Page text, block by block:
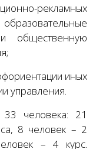
рекламных
общественную
иных
управления.
33 человека: 21
8 человек – 2
– 4 курс.